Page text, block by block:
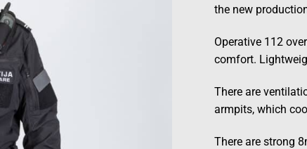
the new
Operative 112
comfort.
There are
armpits, which
There are strong